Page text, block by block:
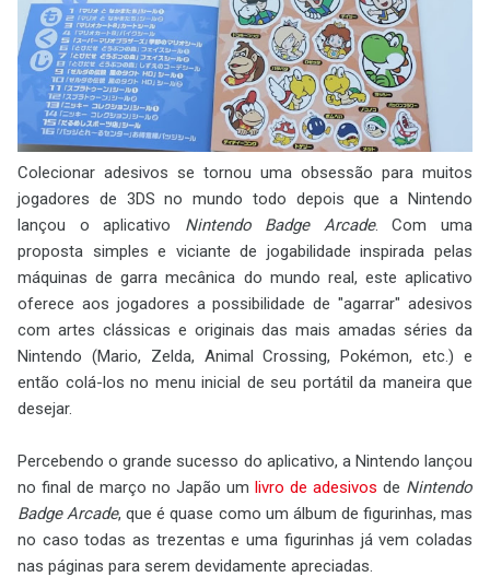
Colecionar adesivos se tornou uma obsessão para muitos
jogadores de 3DS no mundo todo depois que a Nintendo
lançou o aplicativo Nintendo Badge Arcade. Com uma
proposta simples e viciante de jogabilidade inspirada pelas
máquinas de garra mecânica do mundo real, este aplicativo
oferece aos jogadores a possibilidade de "agarrar" adesivos
com artes clássicas e originais das mais amadas séries da
Nintendo (Mario, Zelda, Animal Crossing, Pokémon, etc.) e
então colá-los no menu inicial de seu portátil da maneira que
desejar.
Percebendo o grande sucesso do aplicativo, a Nintendo lançou
no final de março no Japão um livro de adesivos de Nintendo
Badge Arcade, que é quase como um álbum de figurinhas, mas
no caso todas as trezentas e uma figurinhas já vem coladas
nas páginas para serem devidamente apreciadas.